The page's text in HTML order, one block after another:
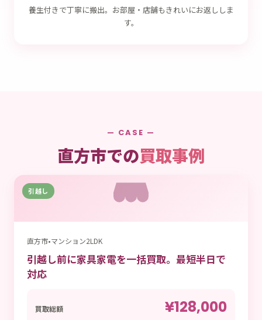
養生付きで丁寧に搬出。お部屋・店舗もきれいにお返ししま
す。
— CASE —
直方市での買取事例
引越し
直方市•マンション2LDK
引越し前に家具家電を一括買取。最短半日で
対応
買取総額 ¥128,000